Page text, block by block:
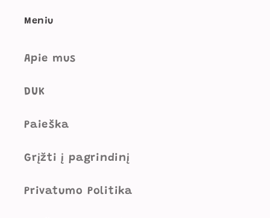
Meniu
Apie mus
DUK
Paieška
Grįžti į pagrindinį
Privatumo Politika